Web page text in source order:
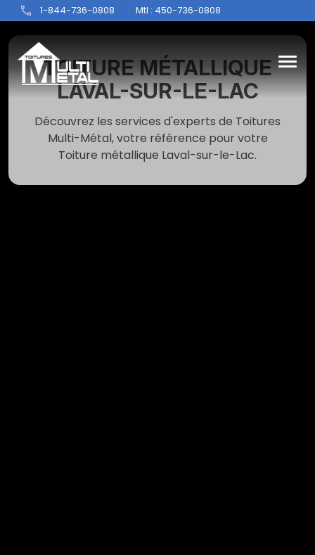
1-844-736-0808 Mtl : 450-736-0808
TOITURE MÉTALLIQUE
LAVAL-SUR-LE-LAC
Découvrez les services d'experts de Toitures
Multi-Métal, votre référence pour votre
Toiture métallique Laval-sur-le-Lac.